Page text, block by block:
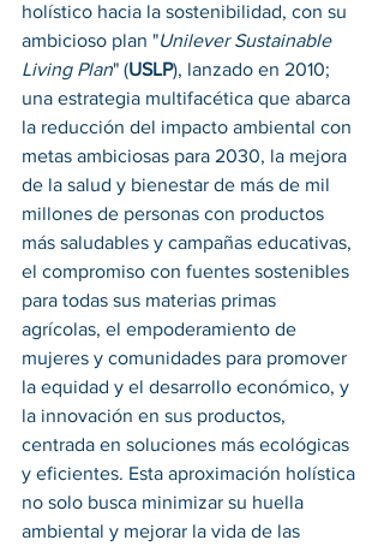
holístico hacia la sostenibilidad, con su
ambicioso plan "Unilever Sustainable
Living Plan" (USLP), lanzado en 2010;
una estrategia multifacética que abarca
la reducción del impacto ambiental con
metas ambiciosas para 2030, la mejora
de la salud y bienestar de más de mil
millones de personas con productos
más saludables y campañas educativas,
el compromiso con fuentes sostenibles
para todas sus materias primas
agrícolas, el empoderamiento de
mujeres y comunidades para promover
la equidad y el desarrollo económico, y
la innovación en sus productos,
centrada en soluciones más ecológicas
y eficientes. Esta aproximación holística
no solo busca minimizar su huella
ambiental y mejorar la vida de las